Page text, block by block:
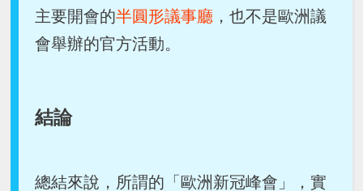
主要開會的半圓形議事廳 ，也不是歐洲議
會舉辦的官方活動。
結論
總結來說，所謂的「歐洲新冠峰會」，實